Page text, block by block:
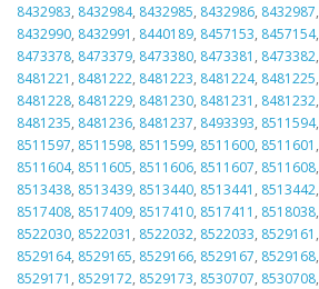
8432983, 8432984, 8432985, 8432986, 8432987,
8432990, 8432991 , 8440189, 8457153, 8457154,
8473378, 8473379, 8473380, 8473381 , 8473382,
8481221 , 8481222, 8481223, 8481224, 8481225,
8481228, 8481229, 8481230, 8481231 , 8481232,
8481235, 8481236, 8481237, 8493393, 8511594,
8511597, 8511598, 8511599, 8511600, 8511601 ,
8511604, 8511605, 8511606, 8511607, 8511608,
8513438, 8513439, 8513440, 8513441 , 8513442,
8517408, 8517409, 8517410, 8517411 , 8518038,
8522030, 8522031 , 8522032, 8522033, 8529161 ,
8529164, 8529165, 8529166, 8529167, 8529168,
8529171 , 8529172, 8529173, 8530707, 8530708,